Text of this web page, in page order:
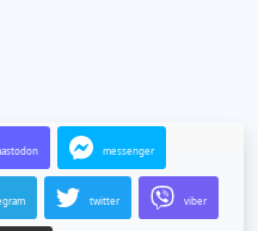
messenger
twitter viber